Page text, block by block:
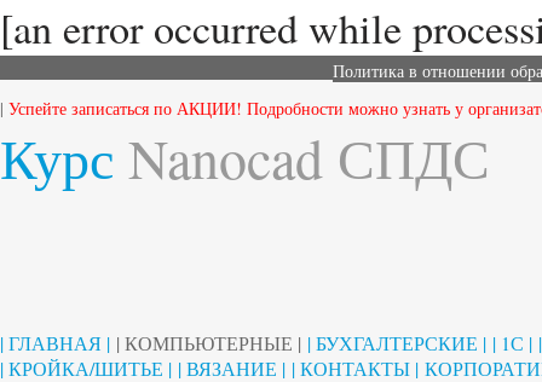
[an error occurred while
Политика в отношении
| Успейте записаться по АКЦИИ! Подробности можно узнать у
Курс Nanocad СПДС
| ГЛАВНАЯ | | КОМПЬЮТЕРНЫЕ | | БУХГАЛТЕРСКИЕ | | 1С |
| КРОЙКА/ШИТЬЕ | | ВЯЗАНИЕ | | КОНТАКТЫ |